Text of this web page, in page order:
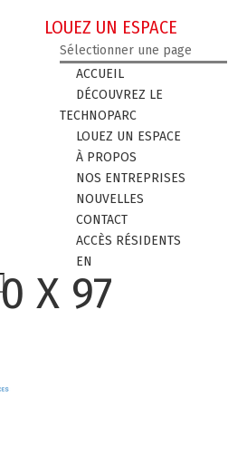
LOUEZ UN ESPACE
Sélectionner une page
ACCUEIL
DÉCOUVREZ LE
TECHNOPARC
LOUEZ UN ESPACE
À PROPOS
NOS ENTREPRISES
NOUVELLES
CONTACT
ACCÈS RÉSIDENTS
EN
X 97